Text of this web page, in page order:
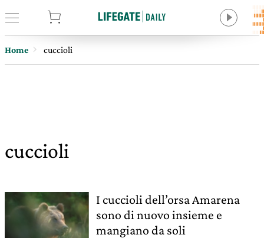
Home cuccioli
cuccioli
I cuccioli dell’orsa Amarena
sono di nuovo insieme e
mangiano da soli